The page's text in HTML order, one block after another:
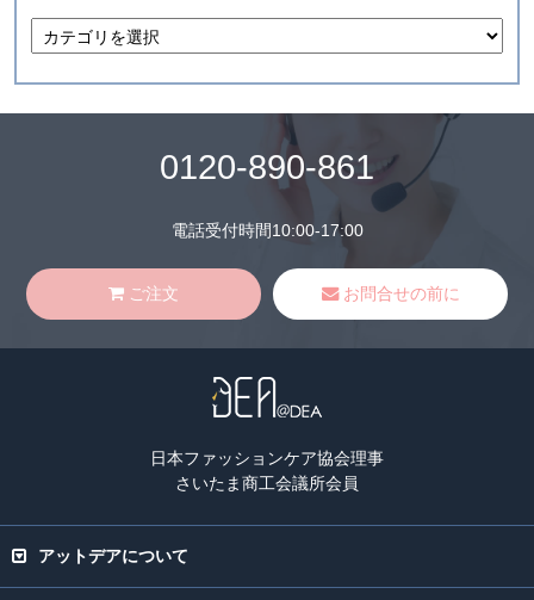
0120-890-861
電話受付時間10:00-17:00
ご注文 お問合せの前に
日本ファッションケア協会理事
さいたま商工会議所会員
アットデアについて